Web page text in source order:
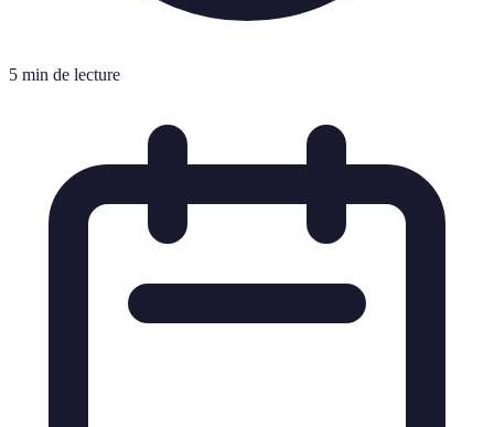
5 min de lecture